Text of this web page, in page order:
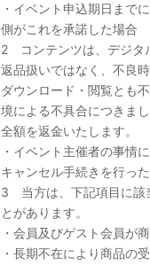
・イベント申込期日まで
側がこれを承諾した場合
2 コンテンツは、デジタ
返品扱いではなく、不良
ダウンロード・閲覧とも
境による不具合につきま
全額を返金いたします。
・イベント主催者の事情
キャンセル手続きを行っ
3 当方は、下記項目に該
とがあります。
・会員及びゲスト会員が
・長期不在により商品の